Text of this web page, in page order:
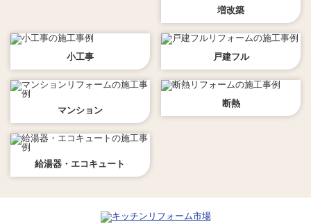
増改築
小工事 戸建フル
マンション
断熱
給湯器・エコキュート